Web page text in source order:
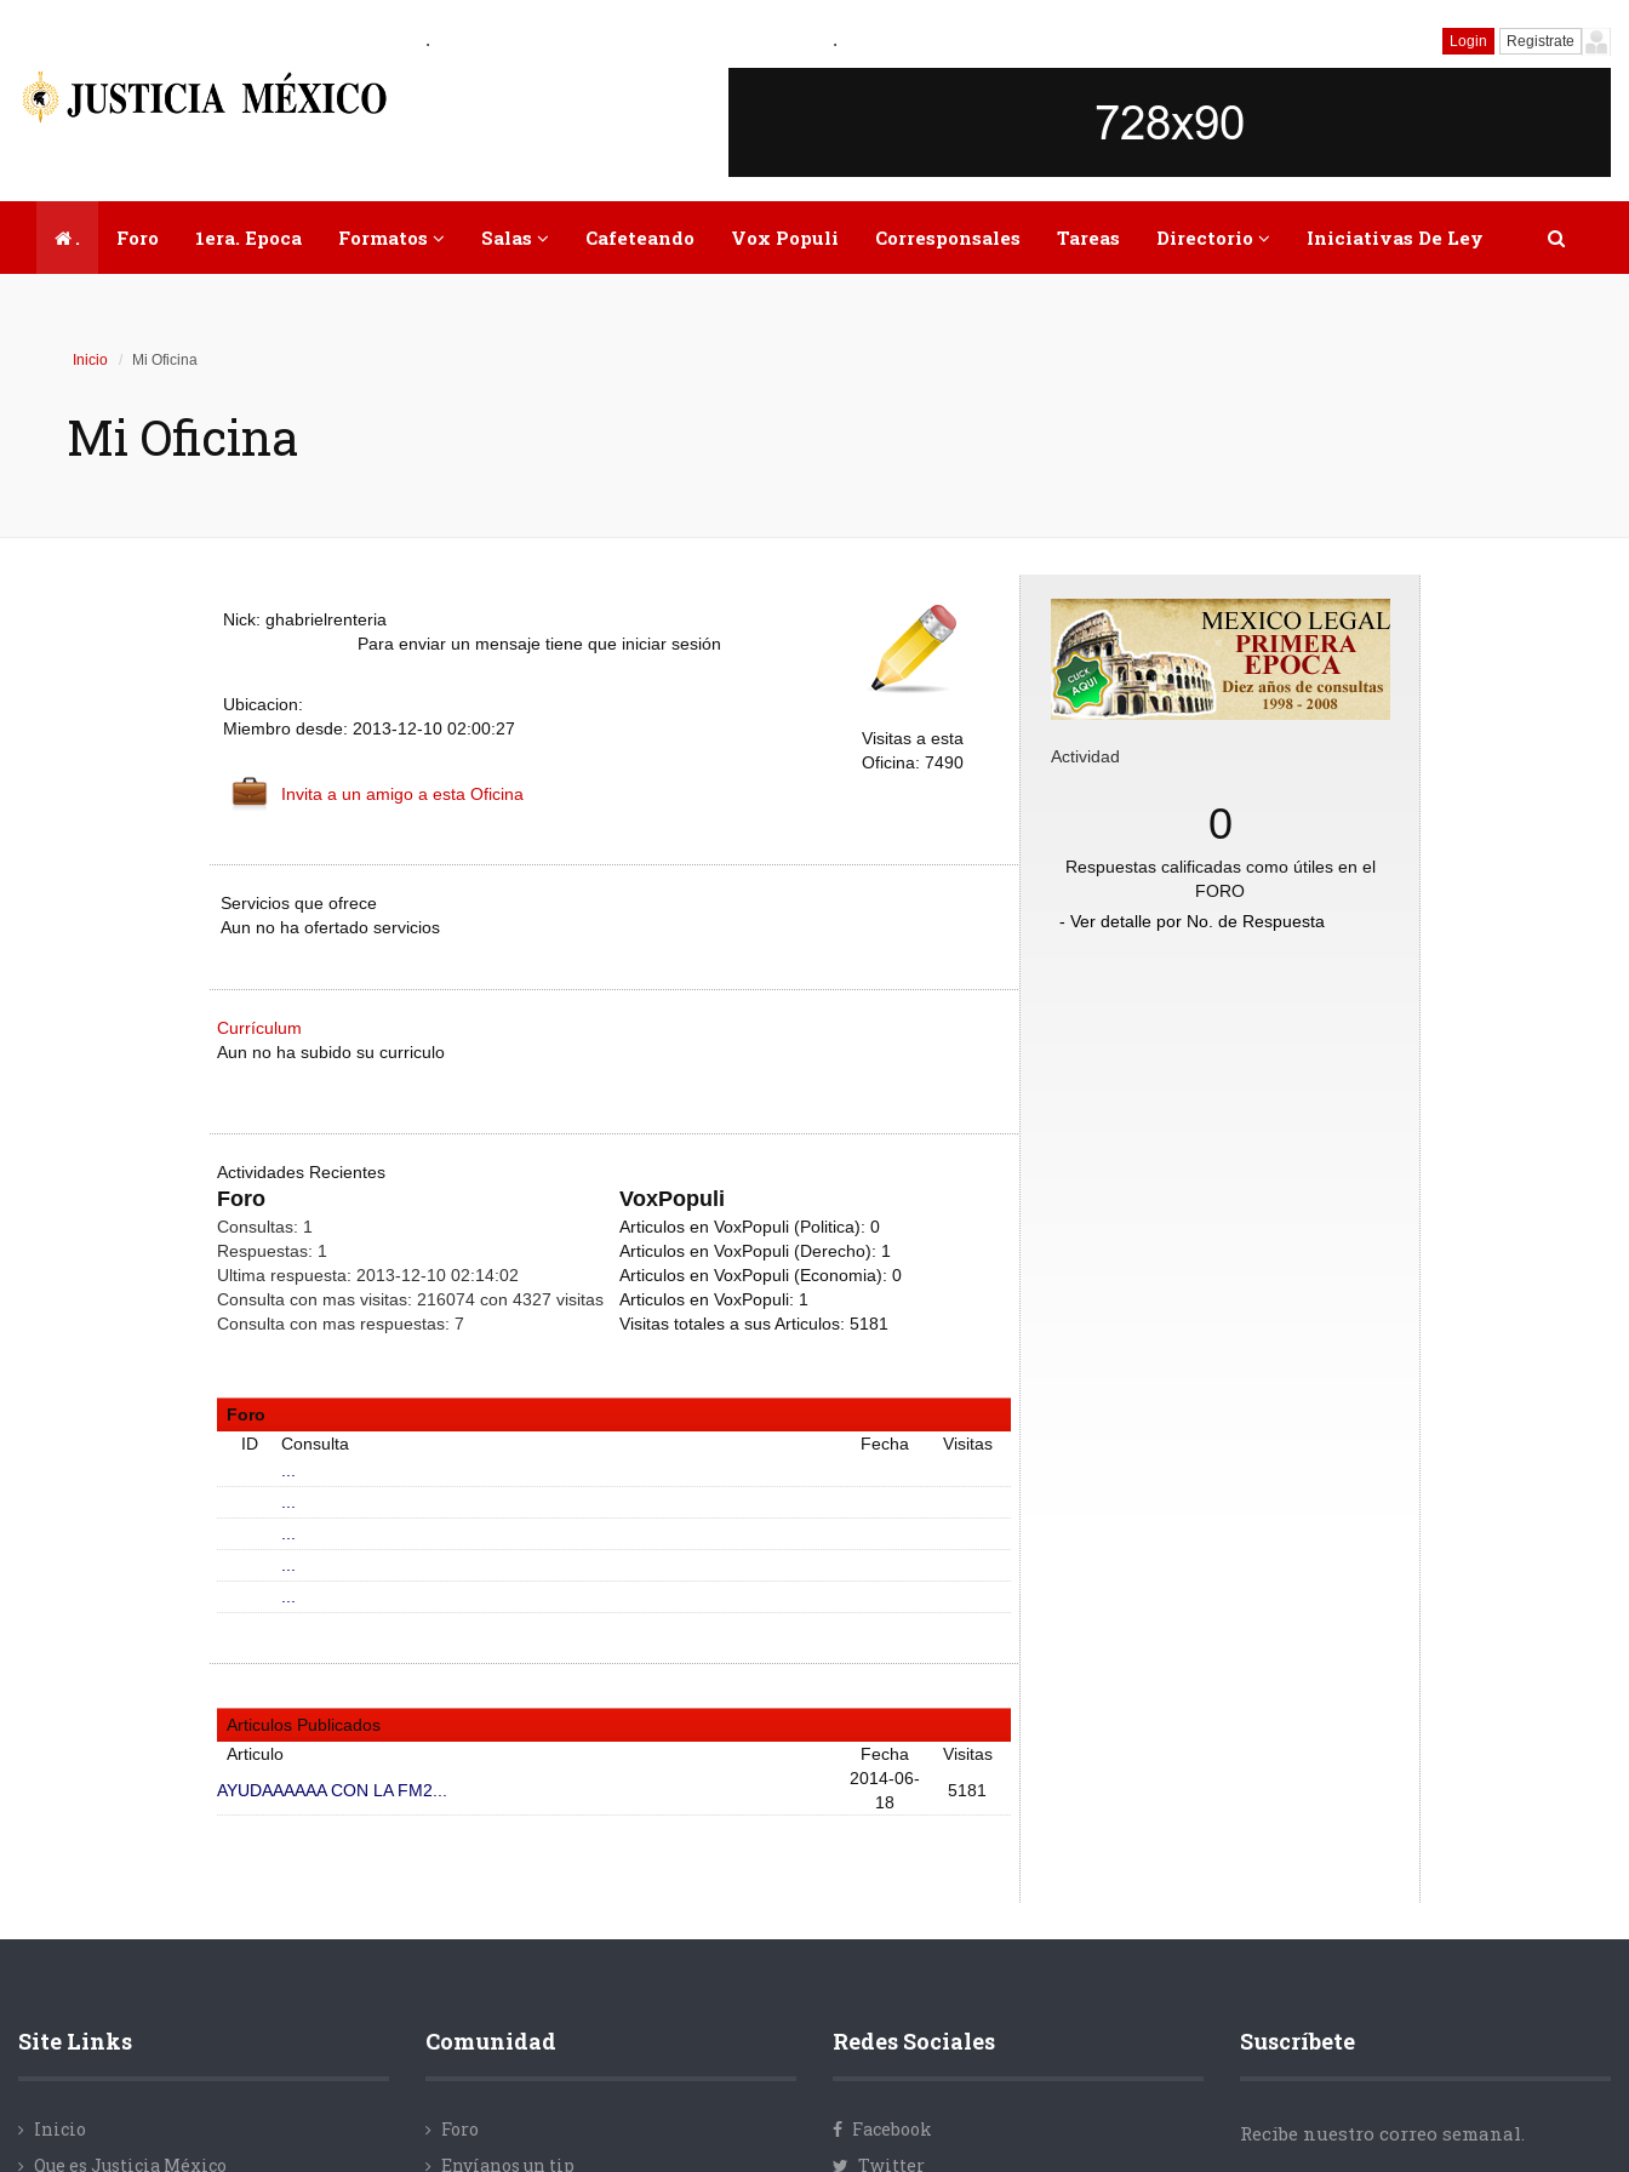
. . Login Registrate
. Foro 1era. Epoca Formatos Salas Cafeteando Vox Populi Corresponsales Tareas Directorio Iniciativas De Ley
Inicio Mi Oficina
Mi Oficina
Nick: ghabrielrenteria
Para enviar un mensaje tiene que iniciar sesión
Ubicacion:
Miembro desde: 2013-12-10 02:00:27
Visitas a esta
Oficina: 7490
Invita a un amigo a esta Oficina
Servicios que ofrece
Aun no ha ofertado servicios
Currículum
Aun no ha subido su curriculo
Actividades Recientes
Foro VoxPopuli
Consultas: 1
Respuestas: 1
Ultima respuesta: 2013-12-10 02:14:02
Consulta con mas visitas: 216074 con 4327 visitas
Consulta con mas respuestas: 7
Articulos en VoxPopuli (Politica): 0
Articulos en VoxPopuli (Derecho): 1
Articulos en VoxPopuli (Economia): 0
Articulos en VoxPopuli: 1
Visitas totales a sus Articulos: 5181
Foro
ID
Consulta Fecha
Visitas
Articulos Publicados
Articulo
Fecha
Visitas
AYUDAAAAAA CON LA FM2...
2014-06-
18
5181
Actividad
0
Respuestas calificadas como útiles en el
FORO
- Ver detalle por No. de Respuesta
Site Links
Inicio
Que es Justicia México
Comunidad
Foro
Envíanos un tip
Redes Sociales
Facebook
Twitter
Suscríbete
Recibe nuestro correo semanal.